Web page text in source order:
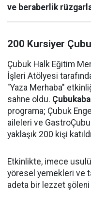
ve beraberlik
200 Kursiyer
Çubuk Halk Eğitim
İşleri Atölyesi
"Yaza Merhaba"
sahne oldu.
programa; Çubuk
aileleri ve
yaklaşık 200 kişi
Etkinlikte, imece
yöresel yemekleri ve
adeta bir lezzet şöleni